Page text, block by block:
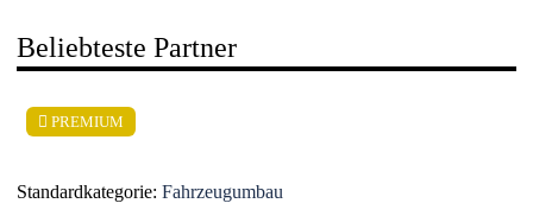
Beliebteste Partner
PREMIUM
Standardkategorie: Fahrzeugumbau